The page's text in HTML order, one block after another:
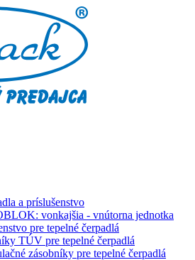
a príslušenstvo
vonkajšia - vnútorna jednotka
pre tepelné čerpadlá
TÚV pre tepelné čerpadlá
zásobníky pre tepelné čerpadlá